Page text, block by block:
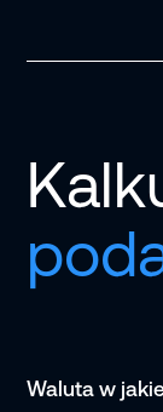
Waluta w